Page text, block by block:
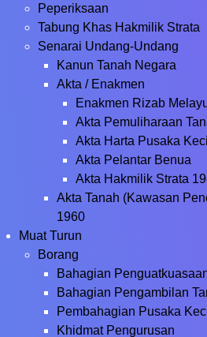
Peperiksaan
Tabung Khas Hakmilik Strata
Senarai Undang-Undang
Kanun Tanah Negara
Akta / Enakmen
Enakmen Rizab
Akta Pemuliharaan
Akta Harta Pusaka
Akta Pelantar Benua
Akta Hakmilik Strata
Akta Tanah (Kawasan
1960
Muat Turun
Borang
Bahagian
Bahagian Pengambilan
Pembahagian Pusaka
Khidmat Pengurusan